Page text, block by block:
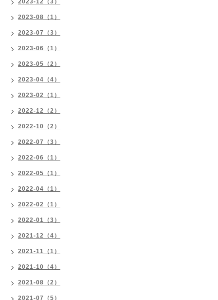
2023-12（3）
2023-08（1）
2023-07（3）
2023-06（1）
2023-05（2）
2023-04（4）
2023-02（1）
2022-12（2）
2022-10（2）
2022-07（3）
2022-06（1）
2022-05（1）
2022-04（1）
2022-02（1）
2022-01（3）
2021-12（4）
2021-11（1）
2021-10（4）
2021-08（2）
2021-07（5）